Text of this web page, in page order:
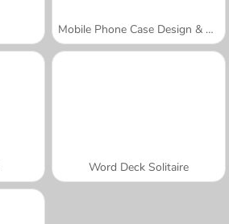
Mobile Phone Case Design & DIY
Word Deck Solitaire